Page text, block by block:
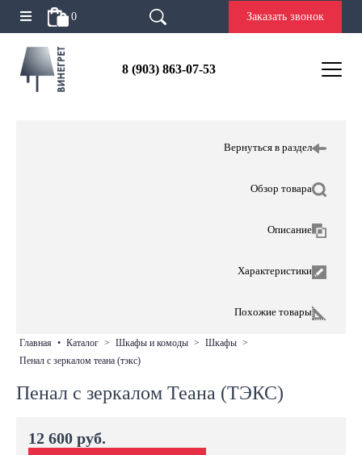
0 Заказать звонок
8 (903) 863-07-53
Вернуться в раздел
Обзор товара
Описание
Характеристики
Похожие товары
главная • каталог > шкафы и комоды > шкафы >
пенал с зеркалом теана (тэкс)
Пенал с зеркалом Теана (ТЭКС)
12 600 руб.